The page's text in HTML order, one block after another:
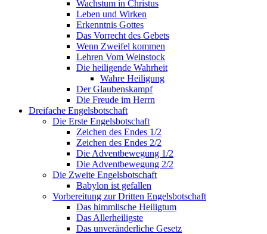
Wachstum in Christus
Leben und Wirken
Erkenntnis Gottes
Das Vorrecht des Gebets
Wenn Zweifel kommen
Lehren Vom Weinstock
Die heiligende Wahrheit
Wahre Heiligung
Der Glaubenskampf
Die Freude im Herrn
Dreifache Engelsbotschaft
Die Erste Engelsbotschaft
Zeichen des Endes 1/2
Zeichen des Endes 2/2
Die Adventbewegung 1/2
Die Adventbewegung 2/2
Die Zweite Engelsbotschaft
Babylon ist gefallen
Vorbereitung zur Dritten Engelsbotschaft
Das himmlische Heiligtum
Das Allerheiligste
Das unveränderliche Gesetz